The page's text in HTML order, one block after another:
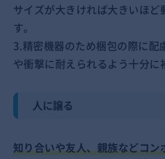
サイズが大きければ大きいほど
す。
3.精密機器のため梱包の際に配
や衝撃に耐えられるよう十分に
人に譲る
知り合いや友人、親族などコ